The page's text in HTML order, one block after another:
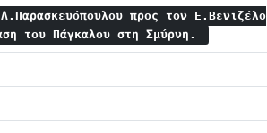
προς τον Ε.Βενιζέλο
του Πάγκαλου στη Σμύρνη.